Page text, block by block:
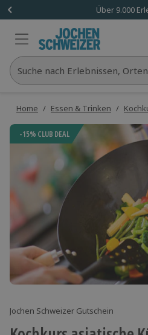
Über 9.000
Suche nach Erlebnissen,
Home / Essen & Trinken /
-15% CLUB DEAL
Jochen Schweizer Gutschein